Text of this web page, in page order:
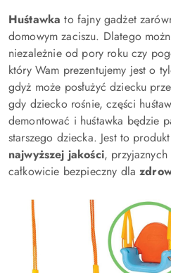
Huśtawka to fajny gadżet
domowym zaciszu. Dlatego
niezależnie od pory roku czy
który Wam prezentujemy jest o
gdyż może posłużyć dziecku
gdy dziecko rośnie, części
demontować i huśtawka będzie
starszego dziecka. Jest to
najwyższej jakości, przyjaznych
całkowicie bezpieczny dla